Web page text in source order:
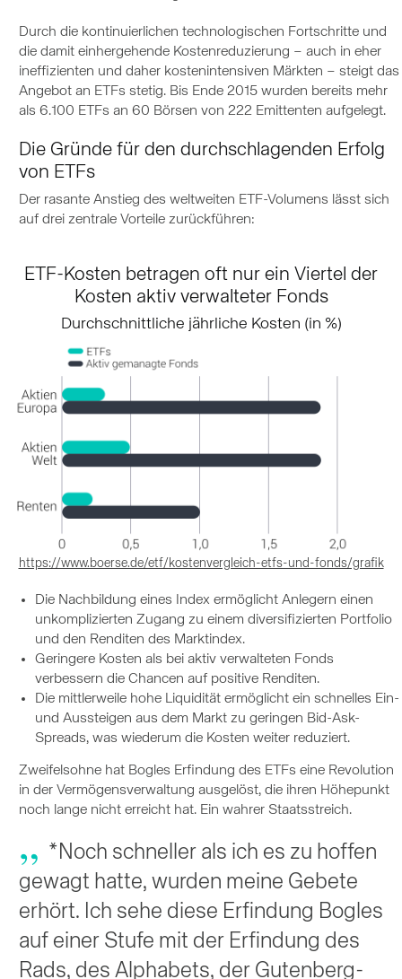
Durch die kontinuierlichen technologischen Fortschritte und
die damit einhergehende Kostenreduzierung – auch in eher
ineffizienten und daher kostenintensiven Märkten – steigt das
Angebot an ETFs stetig. Bis Ende 2015 wurden bereits mehr
als 6.100 ETFs an 60 Börsen von 222 Emittenten aufgelegt.
Die Gründe für den durchschlagenden Erfolg
von ETFs
Der rasante Anstieg des weltweiten ETF-Volumens lässt sich
auf drei zentrale Vorteile zurückführen:
ETF-Kosten betragen oft nur ein Viertel der
Kosten aktiv verwalteter Fonds
Durchschnittliche jährliche Kosten (in %)
https://www.boerse.de/etf/kostenvergleich-etfs-und-fonds/grafik
Die Nachbildung eines Index ermöglicht Anlegern einen
unkomplizierten Zugang zu einem diversifizierten Portfolio
und den Renditen des Marktindex.
Geringere Kosten als bei aktiv verwalteten Fonds
verbessern die Chancen auf positive Renditen.
Die mittlerweile hohe Liquidität ermöglicht ein schnelles Ein-
und Aussteigen aus dem Markt zu geringen Bid-Ask-
Spreads, was wiederum die Kosten weiter reduziert.
Zweifelsohne hat Bogles Erfindung des ETFs eine Revolution
in der Vermögensverwaltung ausgelöst, die ihren Höhepunkt
noch lange nicht erreicht hat. Ein wahrer Staatsstreich.
*Noch schneller als ich es zu hoffen
gewagt hatte, wurden meine Gebete
erhört. Ich sehe diese Erfindung Bogles
auf einer Stufe mit der Erfindung des
Rads, des Alphabets, der Gutenberg-